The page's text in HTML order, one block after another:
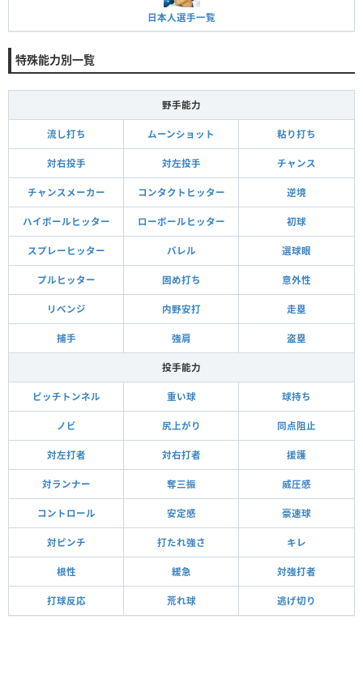
日本人選手一覧
特殊能力別一覧
野手能力
流し打ち ムーンショット 粘り打ち
対右投手 対左投手 チャンス
チャンスメーカー コンタクトヒッター 逆境
ハイボールヒッター ローボールヒッター 初球
スプレーヒッター バレル 選球眼
プルヒッター 固め打ち 意外性
リベンジ 内野安打 走塁
捕手 強肩 盗塁
投手能力
ピッチトンネル 重い球 球持ち
ノビ 尻上がり 同点阻止
対左打者 対右打者 援護
対ランナー 奪三振 威圧感
コントロール 安定感 豪速球
対ピンチ 打たれ強さ キレ
根性 緩急 対強打者
打球反応 荒れ球 逃げ切り